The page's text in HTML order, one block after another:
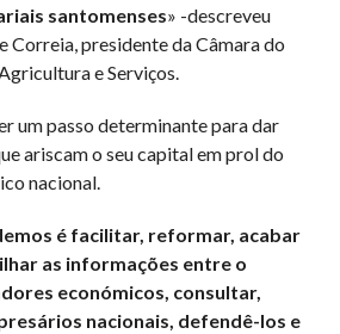
santomenses» -descreveu
Correia, presidente da Câmara do
e Serviços.
um passo determinante para dar
ariscam o seu capital em prol do
nacional.
é facilitar, reformar, acabar
as informações entre o
económicos, consultar,
nacionais, defendê-los e